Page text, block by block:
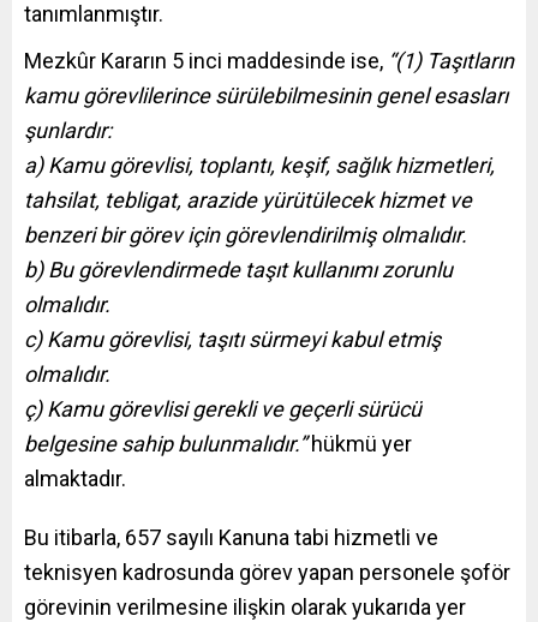
tanımlanmıştır.
Mezkûr Kararın 5 inci maddesinde ise, “(1) Taşıtların
kamu görevlilerince sürülebilmesinin genel esasları
şunlardır:
a) Kamu görevlisi, toplantı, keşif, sağlık hizmetleri,
tahsilat, tebligat, arazide yürütülecek hizmet ve
benzeri bir görev için görevlendirilmiş olmalıdır.
b) Bu görevlendirmede taşıt kullanımı zorunlu
olmalıdır.
c) Kamu görevlisi, taşıtı sürmeyi kabul etmiş
olmalıdır.
ç) Kamu görevlisi gerekli ve geçerli sürücü
belgesine sahip bulunmalıdır.”hükmü yer
almaktadır.
Bu itibarla, 657 sayılı Kanuna tabi hizmetli ve
teknisyen kadrosunda görev yapan personele şoför
görevinin verilmesine ilişkin olarak yukarıda yer